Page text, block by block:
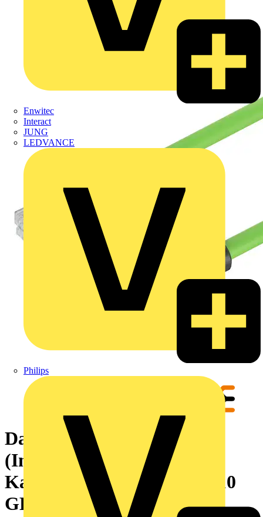
Enwitec
Interact
JUNG
LEDVANCE
Philips
Zurück zu Produkte
Dateneinsatz mit Leitung
(Industriesteckverbinder),
Kabellänge: 5 m, Cat. 6A, 10
GBit/s, 10 Gbit/s